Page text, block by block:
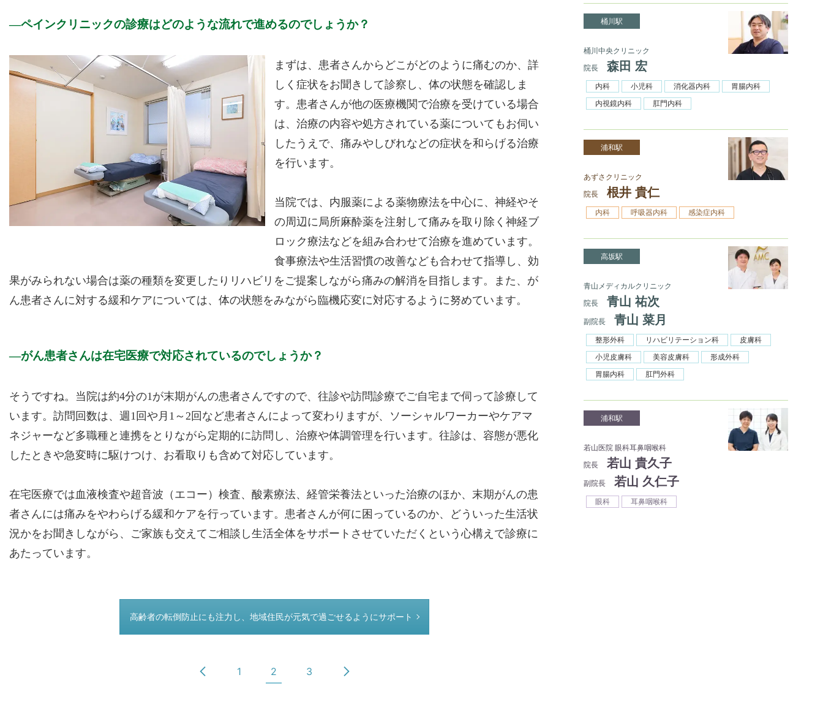
ペインクリニックの診療はどのような流れで進めるのでしょうか？
まずは、患者さんからどこがどのように痛むのか、詳
しく症状をお聞きして診察し、体の状態を確認しま
す。患者さんが他の医療機関で治療を受けている場合
は、治療の内容や処方されている薬についてもお伺い
したうえで、痛みやしびれなどの症状を和らげる治療
を行います。
当院では、内服薬による薬物療法を中心に、神経やそ
の周辺に局所麻酔薬を注射して痛みを取り除く神経ブ
ロック療法などを組み合わせて治療を進めています。
食事療法や生活習慣の改善なども合わせて指導し、効
果がみられない場合は薬の種類を変更したりリハビリをご提案しながら痛みの解消を目指します。また、が
ん患者さんに対する緩和ケアについては、体の状態をみながら臨機応変に対応するように努めています。
がん患者さんは在宅医療で対応されているのでしょうか？
そうですね。当院は約4分の1が末期がんの患者さんですので、往診や訪問診療でご自宅まで伺って診療して
います。訪問回数は、週1回や月1～2回など患者さんによって変わりますが、ソーシャルワーカーやケアマ
ネジャーなど多職種と連携をとりながら定期的に訪問し、治療や体調管理を行います。往診は、容態が悪化
したときや急変時に駆けつけ、お看取りも含めて対応しています。
在宅医療では血液検査や超音波（エコー）検査、酸素療法、経管栄養法といった治療のほか、末期がんの患
者さんには痛みをやわらげる緩和ケアを行っています。患者さんが何に困っているのか、どういった生活状
況かをお聞きしながら、ご家族も交えてご相談し生活全体をサポートさせていただくという心構えで診療に
あたっています。
つぎのページ高齢者の転倒防止にも注力し、地域住民が元気で過ごせるようにサポート
1 2 3
桶川駅
桶川中央クリニック
院長
森田 宏
内科 小児科 消化器内科
胃腸内科
内視鏡内科
肛門内科
浦和駅
あずさクリニック
院長
根井 貴仁
内科 呼吸器内科 感染症内科
高坂駅
青山メディカルクリニック
院長
青山 祐次
副院長 青山 菜月
整形外科 リハビリテーション科
皮膚科
小児皮膚科
美容皮膚科
形成外科
胃腸内科
肛門外科
浦和駅
若山医院 眼科耳鼻咽喉科
院長
若山 貴久子
副院長 若山 久仁子
眼科 耳鼻咽喉科